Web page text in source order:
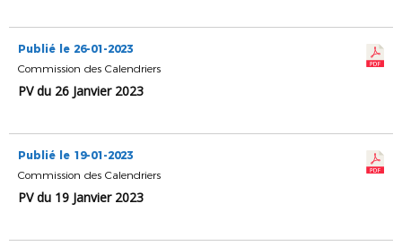
Publié le 26-01-2023
Commission des Calendriers
PV du 26 Janvier 2023
Publié le 19-01-2023
Commission des Calendriers
PV du 19 Janvier 2023